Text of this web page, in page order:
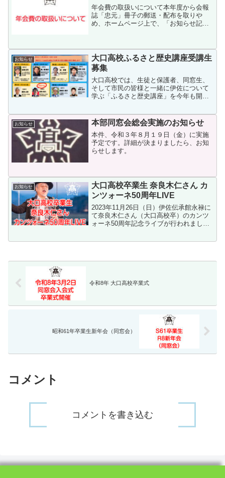
年会費の取扱いについて本年度から会報
誌「忠元」冊子の郵送・配布を取りや
め、ホームページ上で、「お知らせ記
会費の振込用紙を配布することができな
くなりました。これを契機に、...
お知らせ
大口高校ふるさと歴史講座受講生
募集
大口高校では、生徒と保護者、同窓生、
そして市民の皆様と一緒に伊佐について
学ぶ「ふるさと歴史講座」を今年も開講
年，薩摩藩は新納久脩を団長とする使節
団と留学生合計19人をイ...
お知らせ 本部同窓会総会実施のお知らせ
本件、令和３年８月１９日（金）に実施
予定です。詳細が決まりましたら、お知
らせします。
お知らせ
大口高校卒業生 奈良木仁さん カ
ンツォーネ50周年LIVE
2023年11月26日（日）伊佐伝承館永禄に
て奈良木仁さん（大口高校卒）のカンツ
ォーネ50周年記念ライブが行われまし
歌声は重厚で伸びやかな歌声で、永禄特
令和8年 大口高校卒業式
昭和61年卒業生新年会（同窓会）
コメント
コメントを書き込む